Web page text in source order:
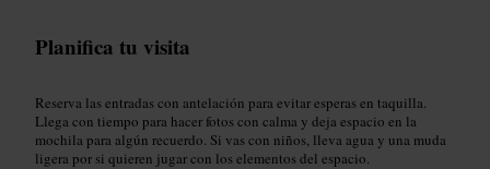
Planifica tu visita
Reserva las entradas con antelación para evitar esperas en taquilla.
Llega con tiempo para hacer fotos con calma y deja espacio en la
mochila para algún recuerdo. Si vas con niños, lleva agua y una muda
ligera por si quieren jugar con los elementos del espacio.